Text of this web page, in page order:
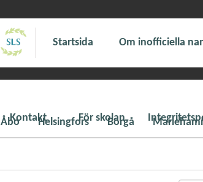
Startsida Om inofficiella
Åbo Helsingfors Borgå
Kontakt För skolan